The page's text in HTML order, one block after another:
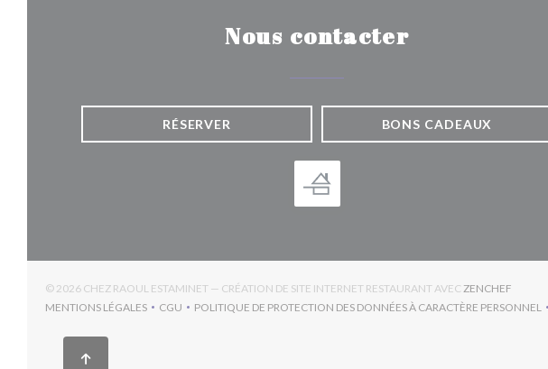
Nous contacter
RÉSERVER BONS CADEAUX
© 2026 CHEZ RAOUL ESTAMINET — CRÉATION DE SITE INTERNET RESTAURANT AVEC ZENCHEF
MENTIONS LÉGALES
((OUVRE UNE NOUVELLE FENÊTRE))
CGU
((OUVRE UNE NOUVELLE FENÊTRE))
POLITIQUE DE PROTECTION DES DONNÉES À CARACTÈRE PERSONNEL
((OUVRE UNE NOUVELLE FENÊTRE))